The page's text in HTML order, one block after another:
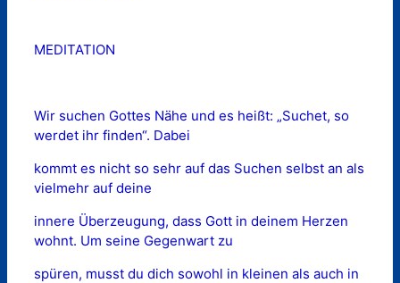
MEDITATION
Wir suchen Gottes Nähe und es heißt: „Suchet, so
werdet ihr finden“. Dabei
kommt es nicht so sehr auf das Suchen selbst an als
vielmehr auf deine
innere Überzeugung, dass Gott in deinem Herzen
wohnt. Um seine Gegenwart zu
spüren, musst du dich sowohl in kleinen als auch in